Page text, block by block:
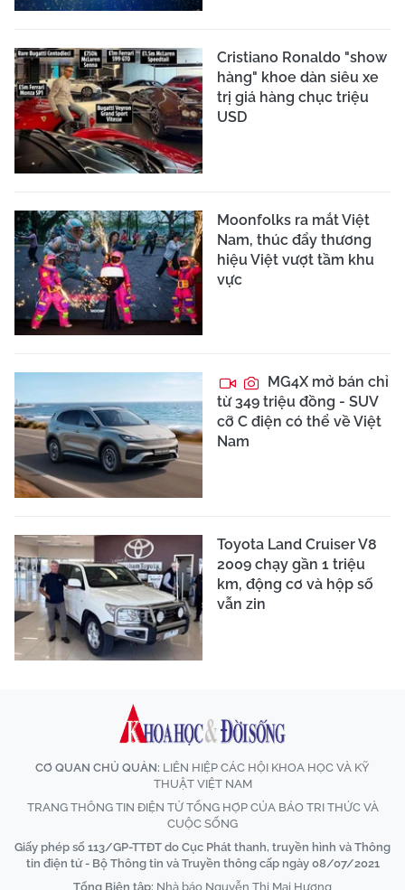
Cristiano Ronaldo "show
hàng" khoe dàn siêu xe
trị giá hàng chục triệu
USD
Moonfolks ra mắt Việt
Nam, thúc đẩy thương
hiệu Việt vượt tầm khu
vực
MG4X mở bán chỉ
từ 349 triệu đồng - SUV
cỡ C điện có thể về Việt
Nam
Toyota Land Cruiser V8
2009 chạy gần 1 triệu
km, động cơ và hộp số
vẫn zin
CƠ QUAN CHỦ QUẢN: LIÊN HIỆP CÁC HỘI KHOA HỌC VÀ KỸ
THUẬT VIỆT NAM
TRANG THÔNG TIN ĐIỆN TỬ TỔNG HỢP CỦA BÁO TRI THỨC VÀ
CUỘC SỐNG
Giấy phép số 113/GP-TTĐT do Cục Phát thanh, truyền hình và Thông
tin điện tử - Bộ Thông tin và Truyền thông cấp ngày 08/07/2021
Tổng Biên tập: Nhà báo Nguyễn Thị Mai Hương